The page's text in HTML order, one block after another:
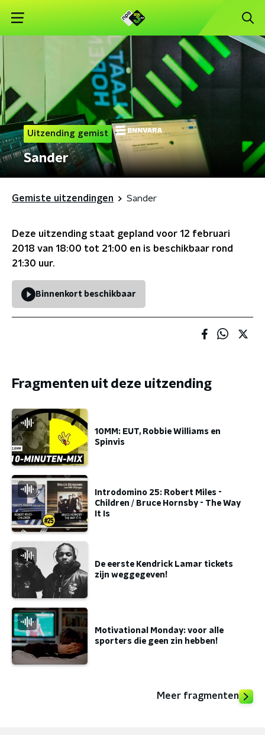
Uitzending gemist
Sander
Gemiste uitzendingen Sander
Deze uitzending staat gepland voor 12 februari
2018 van 18:00 tot 21:00 en is beschikbaar rond
21:30 uur.
Binnenkort beschikbaar
Fragmenten uit deze uitzending
10MM: EUT, Robbie Williams en
Spinvis
Introdomino 25: Robert Miles -
Children / Bruce Hornsby - The Way
It Is
De eerste Kendrick Lamar tickets
zijn weggegeven!
Motivational Monday: voor alle
sporters die geen zin hebben!
Meer fragmenten